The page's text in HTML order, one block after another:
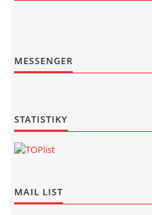
MESSENGER
STATISTIKY
MAIL LIST